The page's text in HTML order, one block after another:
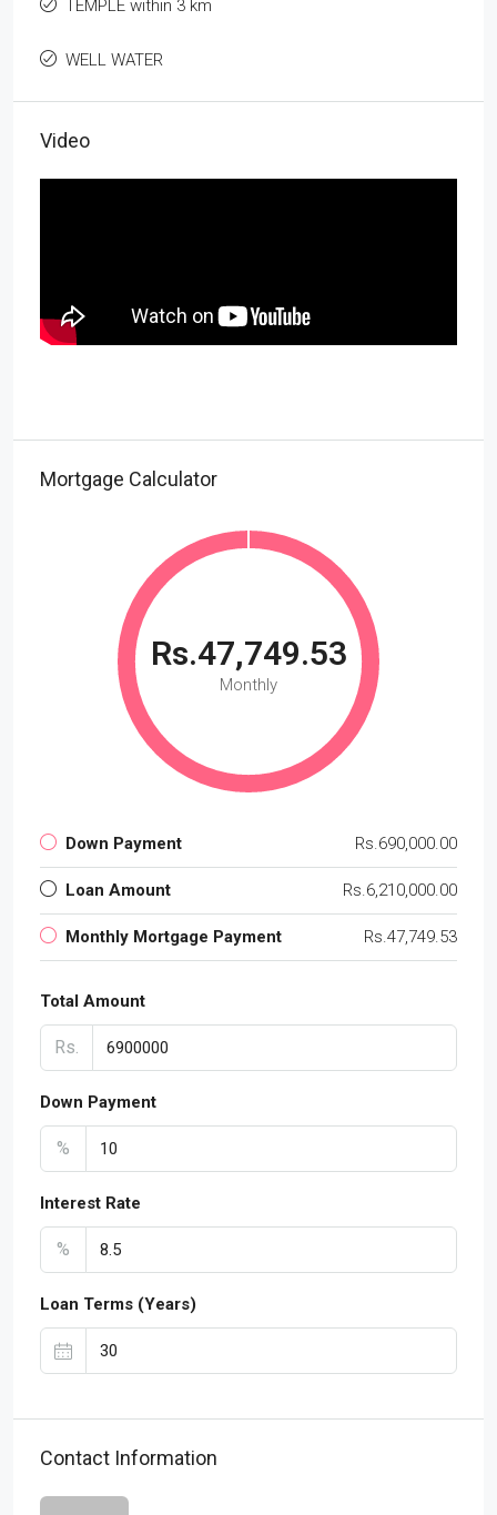
TEMPLE within 3 km
WELL WATER
Video
Mortgage Calculator
Rs.47,749.53
Monthly
Down Payment Rs.690,000.00
Loan Amount Rs.6,210,000.00
Monthly Mortgage Payment Rs.47,749.53
Total Amount
Rs.
Down Payment
%
Interest Rate
%
Loan Terms (Years)
Contact Information